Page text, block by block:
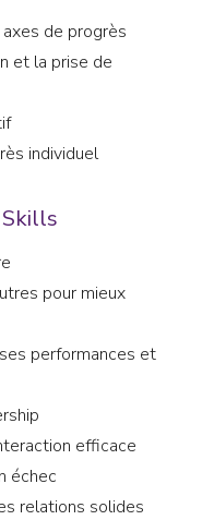
de progrès
et la prise de
individuel
pour mieux
performances et
efficace
échec
relations solides